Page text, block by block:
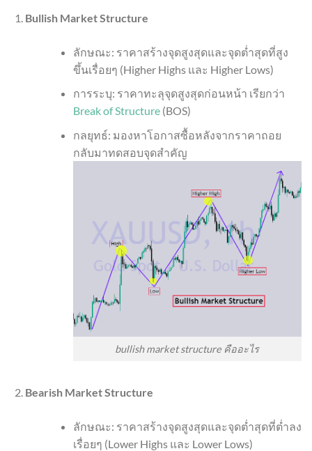
Bullish Market Structure
ลักษณะ: ราคาสร้างจุดสูงสุดและจุดต่ำสุดที่สูง
ขึ้นเรื่อยๆ (Higher Highs และ Higher Lows)
การระบุ: ราคาทะลุจุดสูงสุดก่อนหน้า เรียกว่า
Break of Structure(BOS)
กลยุทธ์: มองหาโอกาสซื้อหลังจากราคาถอย
กลับมาทดสอบจุดสำคัญ
bullish market structure คืออะไร
Bearish Market Structure
ลักษณะ: ราคาสร้างจุดสูงสุดและจุดต่ำสุดที่ต่ำลง
เรื่อยๆ (Lower Highs และ Lower Lows)